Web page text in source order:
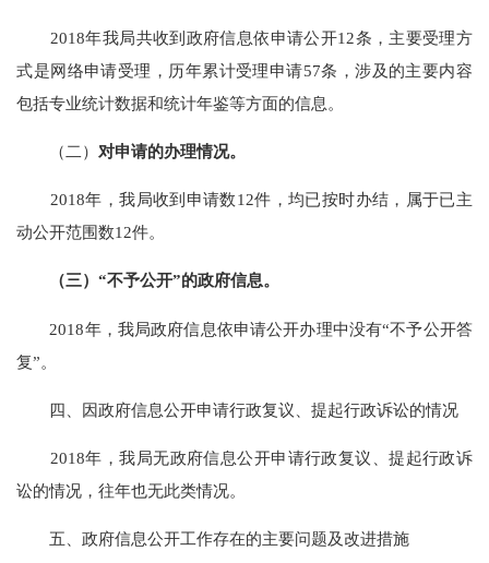
2018年我局共收到政府信息依申请公开12条 ， 主要受理方
式是网络申请受理，历年累计受理申请57条 ，涉及的主要内容
包括专业统计数据和统计年鉴等方面的信息。
（二） 对申请的办理情况。
2018年，我局收到申请数12件，均已按时办结， 属于已主
动公开范围数12件。
（三）“不予公开”的政府信息。
2018年，我局政府信息依申请公开办理中没有“不予公开答
复”。
四 、因政府信息公开申请行政复议、提起行政诉讼的情况
2018年，我局无政府信息公开申请行政复议、提起行政诉
讼的情况，往年也无此类情况。
五 、政府信息公开工作存在的主要问题及改进措施